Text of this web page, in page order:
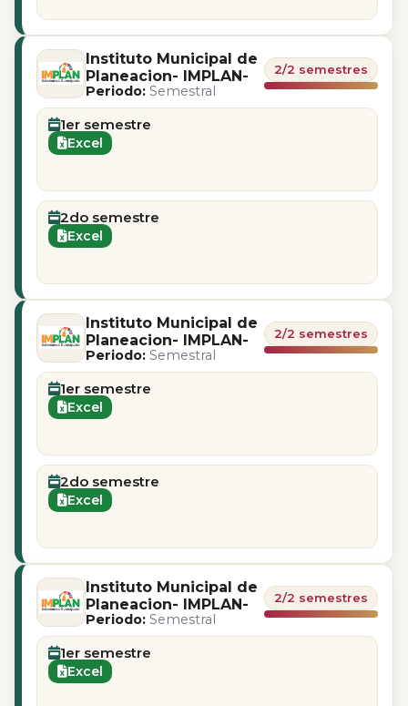
Instituto Municipal de
Planeacion- IMPLAN-
Periodo: Semestral
2/2 semestres
1er semestre
Excel
2do semestre
Excel
Instituto Municipal de
Planeacion- IMPLAN-
Periodo: Semestral
2/2 semestres
1er semestre
Excel
2do semestre
Excel
Instituto Municipal de
Planeacion- IMPLAN-
Periodo: Semestral
2/2 semestres
1er semestre
Excel